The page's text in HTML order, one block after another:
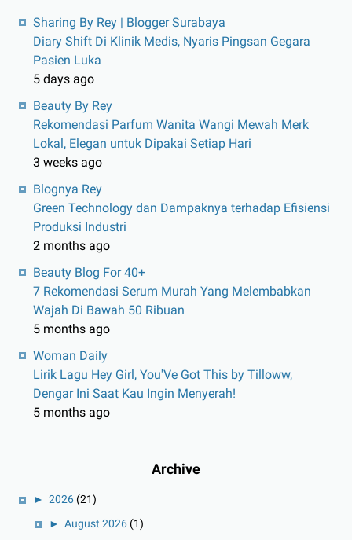
Sharing By Rey | Blogger Surabaya
Diary Shift Di Klinik Medis, Nyaris Pingsan Gegara
Pasien Luka
5 days ago
Beauty By Rey
Rekomendasi Parfum Wanita Wangi Mewah Merk
Lokal, Elegan untuk Dipakai Setiap Hari
3 weeks ago
Blognya Rey
Green Technology dan Dampaknya terhadap Efisiensi
Produksi Industri
2 months ago
Beauty Blog For 40+
7 Rekomendasi Serum Murah Yang Melembabkan
Wajah Di Bawah 50 Ribuan
5 months ago
Woman Daily
Lirik Lagu Hey Girl, You'Ve Got This by Tilloww,
Dengar Ini Saat Kau Ingin Menyerah!
5 months ago
Archive
► 2026 (21)
► August 2026 (1)